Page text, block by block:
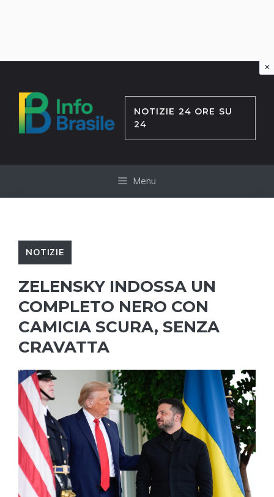
contenuto
NOTIZIE 24 ORE SU
24
Menu
NOTIZIE
ZELENSKY INDOSSA UN
COMPLETO NERO CON
CAMICIA SCURA, SENZA
CRAVATTA
×